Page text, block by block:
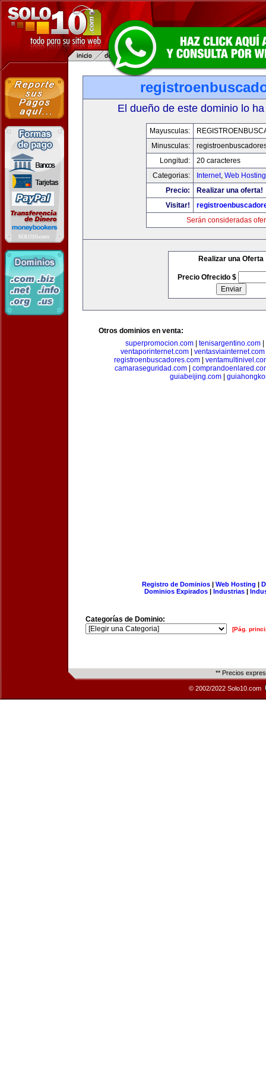
El dueño de este dominio lo
Mayusculas:
Minusculas:
Longitud:
20 caracteres
Categorias:
Internet, Web
Precio:
Realizar una oferta!
Visitar!
Serán consideradas
Realizar una Oferta
Precio Ofrecido $
Otros dominios en venta:
superpromocion.com
tenisargentino.com
ventaporinternet.com
ventasviainternet.com
registroenbuscadores.com
camaraseguridad.com
guiabeijing.com|
Registro de Dominios| Web Hosting |
Dominios Expirados | Industrias |
Categorías de Dominio:
[Pág.
** Precios
© 2002/2022 Solo10.com